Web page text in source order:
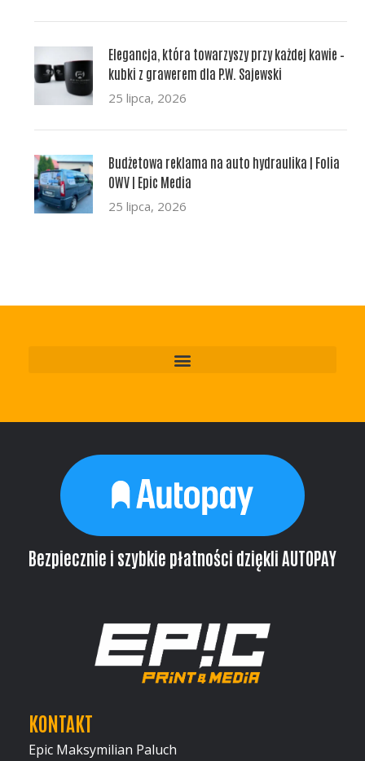
Elegancja, która towarzyszy przy każdej kawie –
kubki z grawerem dla P.W. Sajewski
25 lipca, 2026
Budżetowa reklama na auto hydraulika | Folia
OWV | Epic Media
25 lipca, 2026
Bezpiecznie i szybkie płatności dziękli AUTOPAY
KONTAKT
Epic Maksymilian Paluch